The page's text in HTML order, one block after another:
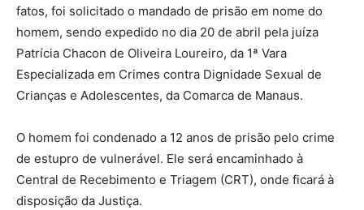
fatos, foi solicitado o mandado de prisão em nome do
homem, sendo expedido no dia 20 de abril pela juíza
Patrícia Chacon de Oliveira Loureiro, da 1ª Vara
Especializada em Crimes contra Dignidade Sexual de
Crianças e Adolescentes, da Comarca de Manaus.
O homem foi condenado a 12 anos de prisão pelo crime
de estupro de vulnerável. Ele será encaminhado à
Central de Recebimento e Triagem (CRT), onde ficará à
disposição da Justiça.